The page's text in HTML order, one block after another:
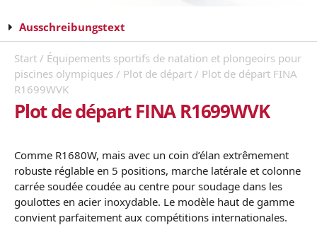
Ausschreibungstext
Start / Équipements sportifs de natation et plongeoirs pour
piscines olympiques / Plot de départ / Plot de départ FINA
R1699WVK
Plot de départ FINA R1699WVK
Comme R1680W, mais avec un coin d’élan extrêmement
robuste réglable en 5 positions, marche latérale et colonne
carrée soudée coudée au centre pour soudage dans les
goulottes en acier inoxydable. Le modèle haut de gamme
convient parfaitement aux compétitions internationales.